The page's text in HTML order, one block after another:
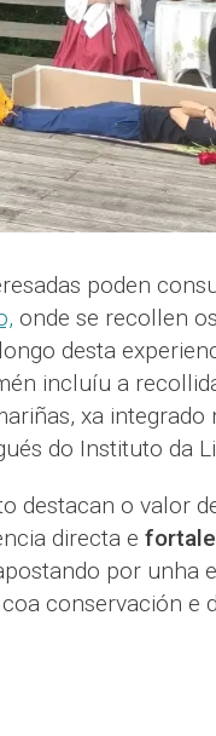
poden
onde se recollen
desta
incluíu a
xa
do Instituto da
destacan o valor
directa e
por unha
conservación e